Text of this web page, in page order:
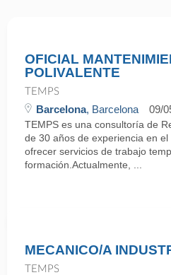
OFICIAL
POLIVALENTE
TEMPS
Barcelona, Barcelona 09/
TEMPS es una consultoría de
de 30 años de experiencia en
ofrecer servicios de trabajo
formación.Actualmente, ...
MECANICO/A
TEMPS